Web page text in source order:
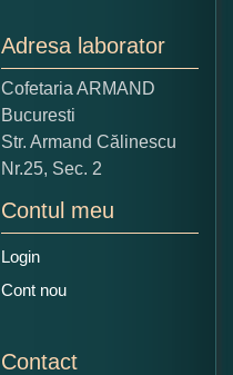
Adresa laborator
Cofetaria ARMAND
Bucuresti
Str. Armand Călinescu
Nr.25, Sec. 2
Contul meu
Login
Cont nou
Contact